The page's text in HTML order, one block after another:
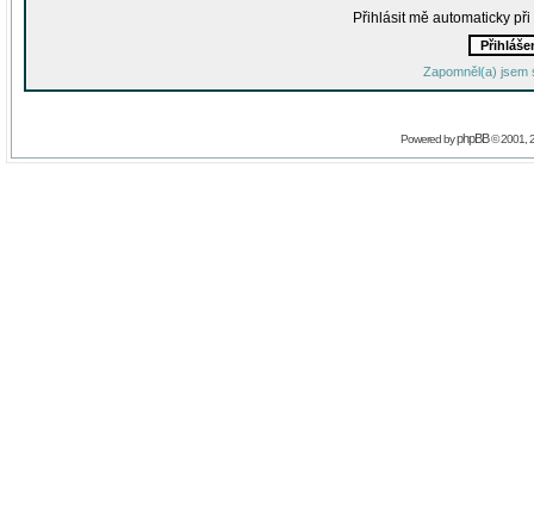
Přihlásit mě automaticky
Zapomněl(a) jsem
Powered byphpBB© 2001,